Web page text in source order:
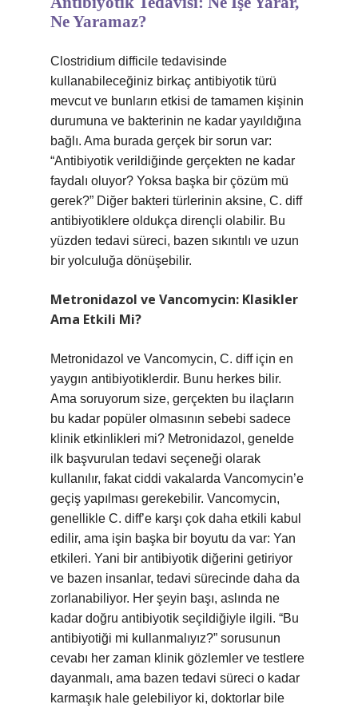
Ne Yaramaz?
Clostridium difficile tedavisinde
kullanabileceğiniz birkaç antibiyotik türü
mevcut ve bunların etkisi de tamamen kişinin
durumuna ve bakterinin ne kadar yayıldığına
bağlı. Ama burada gerçek bir sorun var:
“Antibiyotik verildiğinde gerçekten ne kadar
faydalı oluyor? Yoksa başka bir çözüm mü
gerek?” Diğer bakteri türlerinin aksine, C. diff
antibiyotiklere oldukça dirençli olabilir. Bu
yüzden tedavi süreci, bazen sıkıntılı ve uzun
bir yolculuğa dönüşebilir.
Metronidazol ve Vancomycin: Klasikler
Ama Etkili Mi?
Metronidazol ve Vancomycin, C. diff için en
yaygın antibiyotiklerdir. Bunu herkes bilir.
Ama soruyorum size, gerçekten bu ilaçların
bu kadar popüler olmasının sebebi sadece
klinik etkinlikleri mi? Metronidazol, genelde
ilk başvurulan tedavi seçeneği olarak
kullanılır, fakat ciddi vakalarda Vancomycin’e
geçiş yapılması gerekebilir. Vancomycin,
genellikle C. diff’e karşı çok daha etkili kabul
edilir, ama işin başka bir boyutu da var: Yan
etkileri. Yani bir antibiyotik diğerini getiriyor
ve bazen insanlar, tedavi sürecinde daha da
zorlanabiliyor. Her şeyin başı, aslında ne
kadar doğru antibiyotik seçildiğiyle ilgili. “Bu
antibiyotiği mi kullanmalıyız?” sorusunun
cevabı her zaman klinik gözlemler ve testlere
dayanmalı, ama bazen tedavi süreci o kadar
karmaşık hale gelebiliyor ki, doktorlar bile